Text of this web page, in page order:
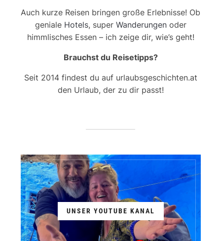
Auch kurze Reisen bringen große Erlebnisse! Ob
geniale Hotels, super Wanderungenoder
himmlisches Essen – ich zeige dir, wie’s geht!
Brauchst du Reisetipps?
Seit 2014 findest du auf urlaubsgeschichten.at
den Urlaub, der zu dir passt!
UNSER YOUTUBE KANAL